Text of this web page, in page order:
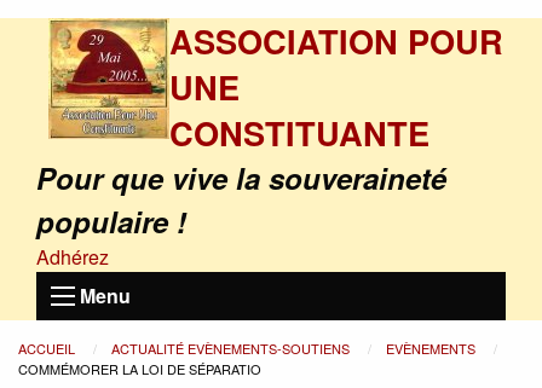
ASSOCIATION POUR
UNE
CONSTITUANTE
Pour que vive la souveraineté
populaire !
Adhérez
Menu
ACCUEIL ACTUALITÉ EVÈNEMENTS-SOUTIENS
EVÈNEMENTS
COMMÉMORER LA LOI DE SÉPARATIO